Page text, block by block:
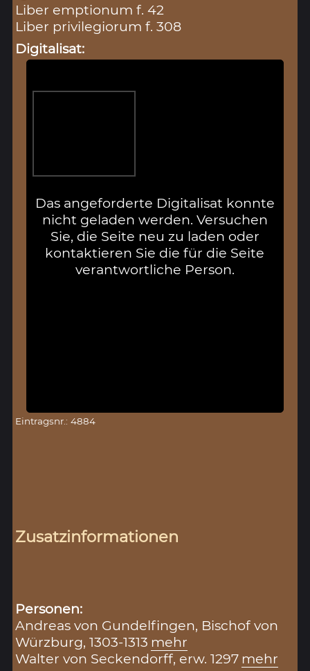
Liber emptionum f. 42
Liber privilegiorum f. 308
Digitalisat:
Das angeforderte Digitalisat konnte
nicht geladen werden. Versuchen
Sie, die Seite neu zu laden oder
kontaktieren Sie die für die Seite
verantwortliche Person.
Eintragsnr.: 4884
Zusatzinformationen
Personen:
Andreas von Gundelfingen, Bischof von
Würzburg, 1303-1313 mehr
Walter von Seckendorff, erw. 1297 mehr